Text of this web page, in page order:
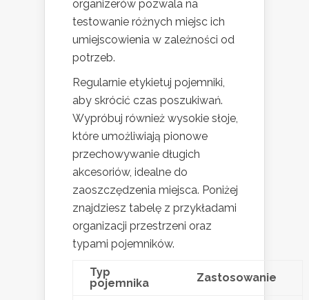
organizerów pozwala na
testowanie różnych miejsc ich
umiejscowienia w zależności od
potrzeb.
Regularnie etykietuj pojemniki,
aby skrócić czas poszukiwań.
Wypróbuj również wysokie słoje,
które umożliwiają pionowe
przechowywanie długich
akcesoriów, idealne do
zaoszczędzenia miejsca. Poniżej
znajdziesz tabelę z przykładami
organizacji przestrzeni oraz
typami pojemników.
Typ
pojemnika
Zastosowanie